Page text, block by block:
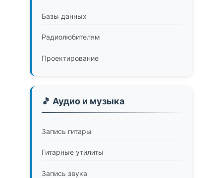
Базы данных
Радиолюбителям
Проектирование
🎵 Аудио и музыка
Запись гитары
Гитарные утилиты
Запись звука